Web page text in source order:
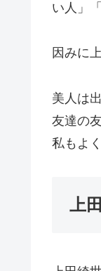
い人」
因みに
美人は
友達の
私もよ
上